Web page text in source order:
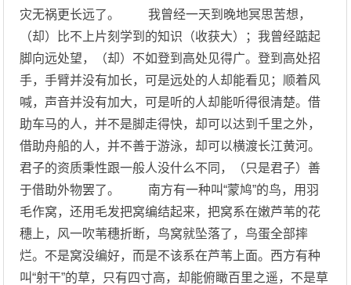
灾无祸更长远了。 我曾经一天到晚地冥思苦想，
（却）比不上片刻学到的知识（收获大）；我曾经踮起
脚向远处望，（却）不如登到高处见得广。登到高处招
手，手臂并没有加长，可是远处的人却能看见；顺着风
喊，声音并没有加大，可是听的人却能听得很清楚。借
助车马的人，并不是脚走得快，却可以达到千里之外，
借助舟船的人，并不善于游泳，却可以横渡长江黄河。
君子的资质秉性跟一般人没什么不同，（只是君子）善
于借助外物罢了。 南方有一种叫“蒙鸠”的鸟，用羽
毛作窝，还用毛发把窝编结起来，把窝系在嫩芦苇的花
穗上，风一吹苇穗折断，鸟窝就坠落了，鸟蛋全部摔
烂。不是窝没编好，而是不该系在芦苇上面。西方有种
叫“射干”的草，只有四寸高，却能俯瞰百里之遥，不是草